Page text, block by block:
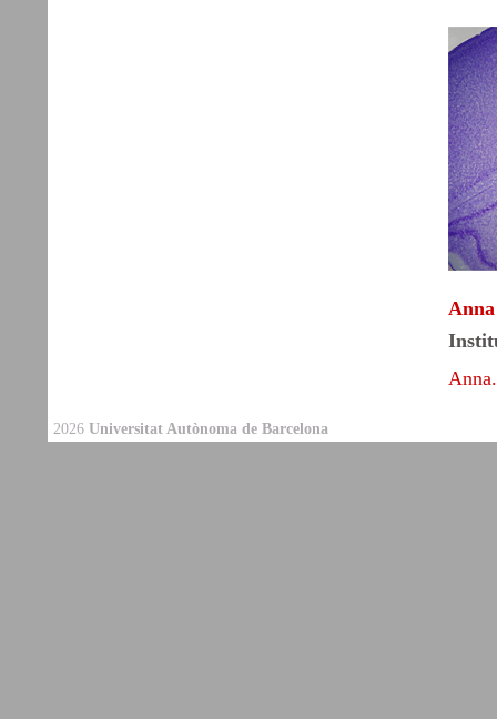
2026 Universitat Autònoma de Barcelona